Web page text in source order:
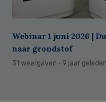
Webinar 1 juni 2026 |
naar grondstof
31 weergaven · 9 jaar geleden